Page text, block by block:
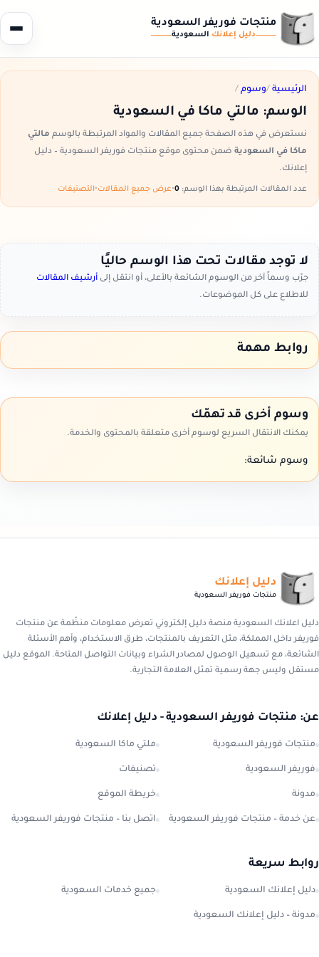
منتجات فوريفر السعودية
دليل إعلانك السعودية
الرئيسية /وسوم /
الوسم: مالتي ماكا في السعودية
نستعرض في هذه الصفحة جميع المقالات والمواد المرتبطة بالوسم مالتي
ماكا في السعودية ضمن محتوى موقع منتجات فوريفر السعودية – دليل
إعلانك.
عدد المقالات المرتبطة بهذا الوسم: •عرض جميع المقالات•التصنيفات
لا توجد مقالات تحت هذا الوسم حاليًا
جرّب وسماً آخر من الوسوم الشائعة بالأعلى، أو انتقل إلى أرشيف المقالات
للاطلاع على كل الموضوعات.
روابط مهمة
وسوم أخرى قد تهمّك
يمكنك الانتقال السريع لوسوم أخرى متعلقة بالمحتوى والخدمة.
وسوم شائعة:
دليل إعلانك
منتجات فوريفر السعودية
دليل اعلانك السعودية منصة دليل إلكتروني تعرض معلومات منظّمة عن منتجات
فوريفر داخل المملكة، مثل التعريف بالمنتجات، طرق الاستخدام، وأهم الأسئلة
الشائعة، مع تسهيل الوصول لمصادر الشراء وبيانات التواصل المتاحة. الموقع دليل
مستقل وليس جهة رسمية تمثل العلامة التجارية.
عن: منتجات فوريفر السعودية - دليل إعلانك
منتجات فوريفر السعودية ملتي ماكا السعودية
فوريفر السعودية تصنيفات
مدونة خريطة الموقع
عن خدمة – منتجات فوريفر السعودية اتصل بنا – منتجات فوريفر السعودية
روابط سريعة
دليل إعلانك السعودية جميع خدمات السعودية
مدونة – دليل إعلانك السعودية